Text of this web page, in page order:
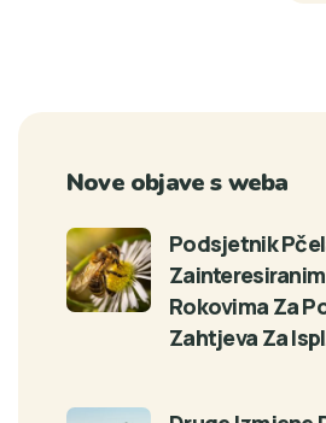
Nove objave s weba
Podsjetnik
Rokovima Za
Zahtjeva Za